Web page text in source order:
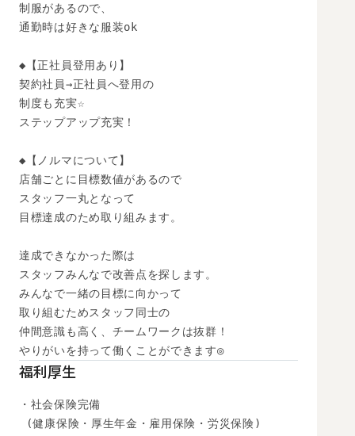
制服があるので、
通勤時は好きな服装ok
◆【正社員登用あり】
契約社員→正社員へ登用の
制度も充実☆
ステップアップ充実！
◆【ノルマについて】
店舗ごとに目標数値があるので
スタッフ一丸となって
目標達成のため取り組みます。
達成できなかった際は
スタッフみんなで改善点を探します。
みんなで一緒の目標に向かって
取り組むためスタッフ同士の
仲間意識も高く、チームワークは抜群！
やりがいを持って働くことができます◎
福利厚生
・社会保険完備
(健康保険・厚生年金・雇用保険・労災保険)